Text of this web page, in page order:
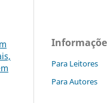
Para Leitores
Para Autores